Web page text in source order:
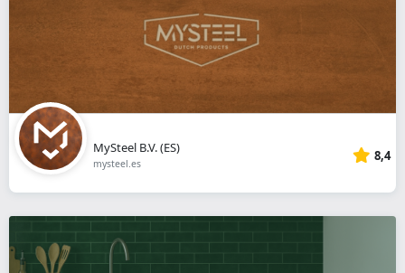
MySteel B.V. (ES)
mysteel.es 8,4